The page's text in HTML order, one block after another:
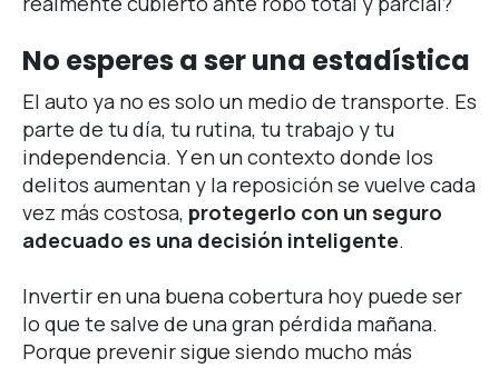
No esperes a ser una estadística
El auto ya no es solo un medio de transporte. Es
parte de tu día, tu rutina, tu trabajo y tu
independencia. Y en un contexto donde los
delitos aumentan y la reposición se vuelve cada
vez más costosa, protegerlo con un seguro
adecuado es una decisión inteligente.
Invertir en una buena cobertura hoy puede ser
lo que te salve de una gran pérdida mañana.
Porque prevenir sigue siendo mucho más